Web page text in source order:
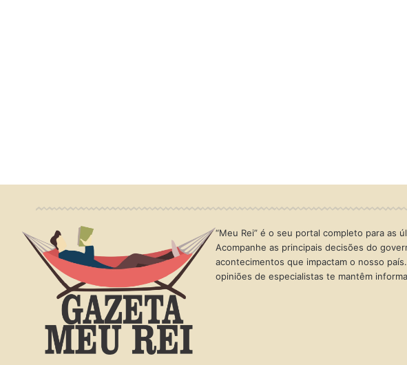
“Meu Rei” é o seu portal completo para as
Acompanhe as principais decisões do
acontecimentos que impactam o nosso
opiniões de especialistas te mantêm